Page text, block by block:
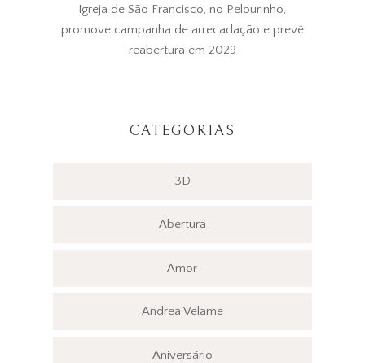
Igreja de São Francisco, no Pelourinho,
promove campanha de arrecadação e prevê
reabertura em 2029
CATEGORIAS
3D
Abertura
Amor
Andrea Velame
Aniversário